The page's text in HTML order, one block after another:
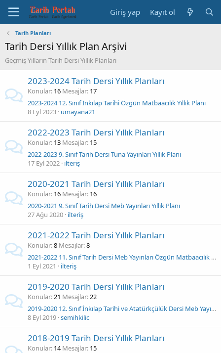
Giriş yap Kayıt ol
Tarih Planları
Tarih Dersi Yıllık Plan Arşivi
Geçmiş Yılların Tarih Dersi Yıllık Planları
2023-2024 Tarih Dersi Yıllık Planları
Konular 16 Mesajlar 17
2023-2024 12. Sınıf İnkılap Tarihi Özgün Matbaacılık Yıllık Planı
8 Eyl 2023 umayana21
2022-2023 Tarih Dersi Yıllık Planları
Konular 13 Mesajlar 15
2022-2023 9. Sınıf Tarih Dersi Tuna Yayınları Yıllık Planı
17 Eyl 2022 ilteriş
2020-2021 Tarih Dersi Yıllık Planları
Konular 16 Mesajlar 16
2020-2021 9. Sınıf Tarih Dersi Meb Yayınları Yıllık Planı
27 Ağu 2020 ilteriş
2021-2022 Tarih Dersi Yıllık Planları
Konular 8 Mesajlar 8
2021-2022 11. Sınıf Tarih Dersi Meb Yayınları Özgün Matbaacılık Yıllık Planı
1 Eyl 2021
ilteriş
2019-2020 Tarih Dersi Yıllık Planları
Konular 21 Mesajlar 22
2019-2020 12. Sınıf İnkılap Tarihi ve Atatürkçülük Dersi Meb Yayınları Yıllık Planı
8 Eyl 2019 semihkilic
2018-2019 Tarih Dersi Yıllık Planları
Konular 14 Mesajlar 15